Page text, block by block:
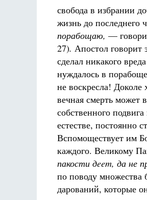
свобода в избрании
жизнь до последнего
порабощаю, —
27). Апостол говорит
сделал никакого
нуждалось в
не воскресла! Доколе
вечная смерть может
собственного
естестве, постоянно
Вспомоществует им
каждого. Великому
пакости дeem, да не
по поводу
дарований, которые